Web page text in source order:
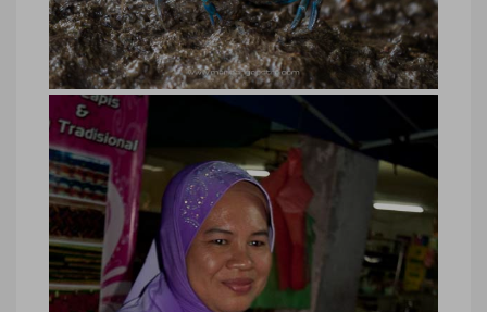
Malaisie, enfant Iban de Bornéo © Marie-
Ange Ostré
Malaisie, crabe archipel Langkawi
Malaisie, crabe archipel Langkawi ©
Marie-Ange Ostré